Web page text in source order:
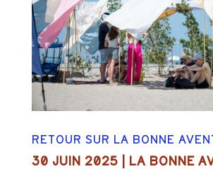
RETOUR SUR LA BONNE
30 JUIN 2025 LA BONNE